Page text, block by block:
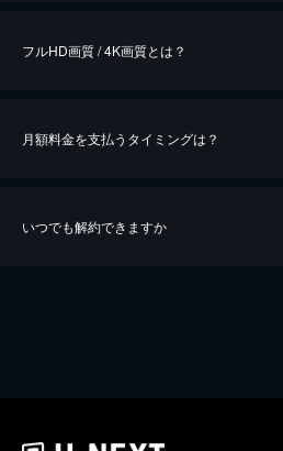
※40％ポイント還元の対象は、クレジットカード決
iOSアプリのUコイン決済による作品の購入 / レン
フルHD画質 / 4K画質とは？
月額料金を支払うタイミングは？
いつでも解約できますか